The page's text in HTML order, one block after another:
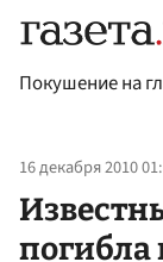
Покушение на
16 декабря 2010
погибла